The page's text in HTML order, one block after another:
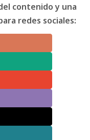
contenido y una
redes sociales: